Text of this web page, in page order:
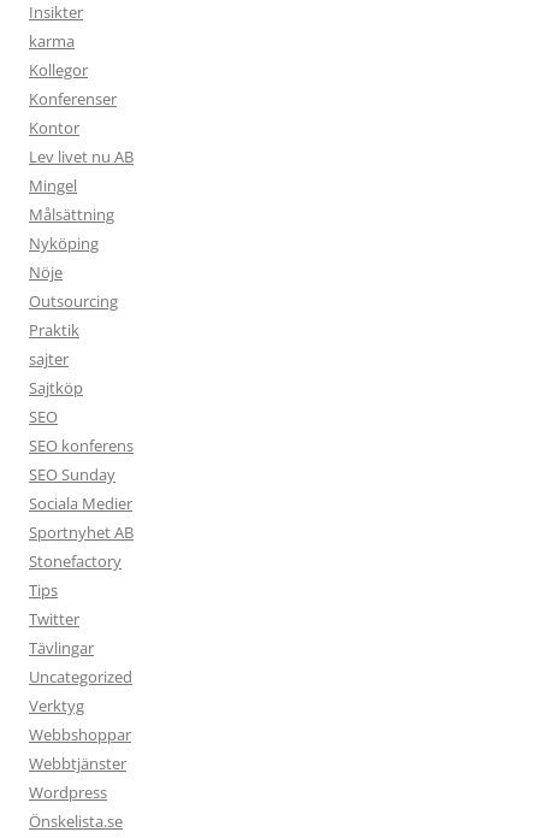
Insikter
karma
Kollegor
Konferenser
Kontor
Lev livet nu AB
Mingel
Målsättning
Nyköping
Nöje
Outsourcing
Praktik
sajter
Sajtköp
SEO
SEO konferens
SEO Sunday
Sociala Medier
Sportnyhet AB
Stonefactory
Tips
Twitter
Tävlingar
Uncategorized
Verktyg
Webbshoppar
Webbtjänster
Wordpress
Önskelista.se